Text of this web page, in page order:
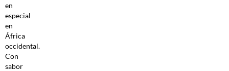
en
especial
en
África
occidental.
Con
sabor